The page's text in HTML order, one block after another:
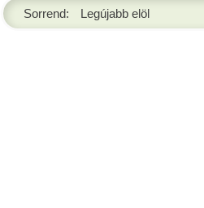
Sorrend: